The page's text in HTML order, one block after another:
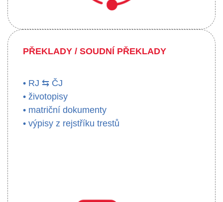
PŘEKLADY / SOUDNÍ PŘEKLADY
• RJ ⇆ ČJ
• životopisy
• matriční dokumenty
• výpisy z rejstříku trestů